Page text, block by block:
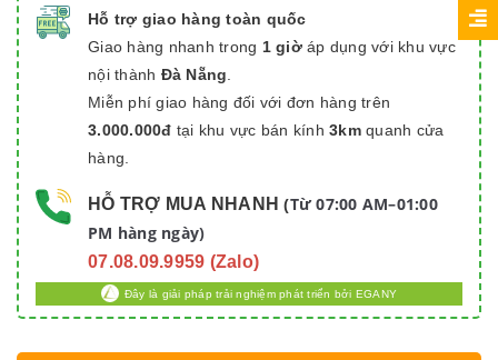
Hỗ trợ giao hàng toàn quốc
Giao hàng nhanh trong 1 giờáp dụng với khu vực
nội thành Đà Nẵng
Miễn phí giao hàng đối với đơn hàng trên
3.000.000đ tại khu vực bán kính 3kmquanh cửa
hàng.
HỖ TRỢ MUA NHANH (Từ 07:00 AM–01:00
PM hàng ngày)
07.08.09.9959 (Zalo)
Đây là giải pháp trải nghiệm phát triển bởi EGANY